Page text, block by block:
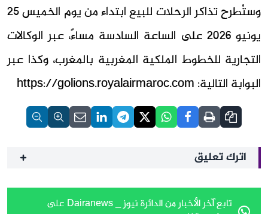
وستُطرح تذاكر الرحلات للبيع ابتداء من يوم الخميس 25
يونيو 2026 على الساعة السادسة مساءً، عبر الوكالات
التجارية للخطوط الملكية المغربية بالمغرب، وكذا عبر
البوابة التالية: https://golions.royalairmaroc.com
اترك تعليق
تابع آخر الأخبار من الدائرة نيوز _ Dairanews على